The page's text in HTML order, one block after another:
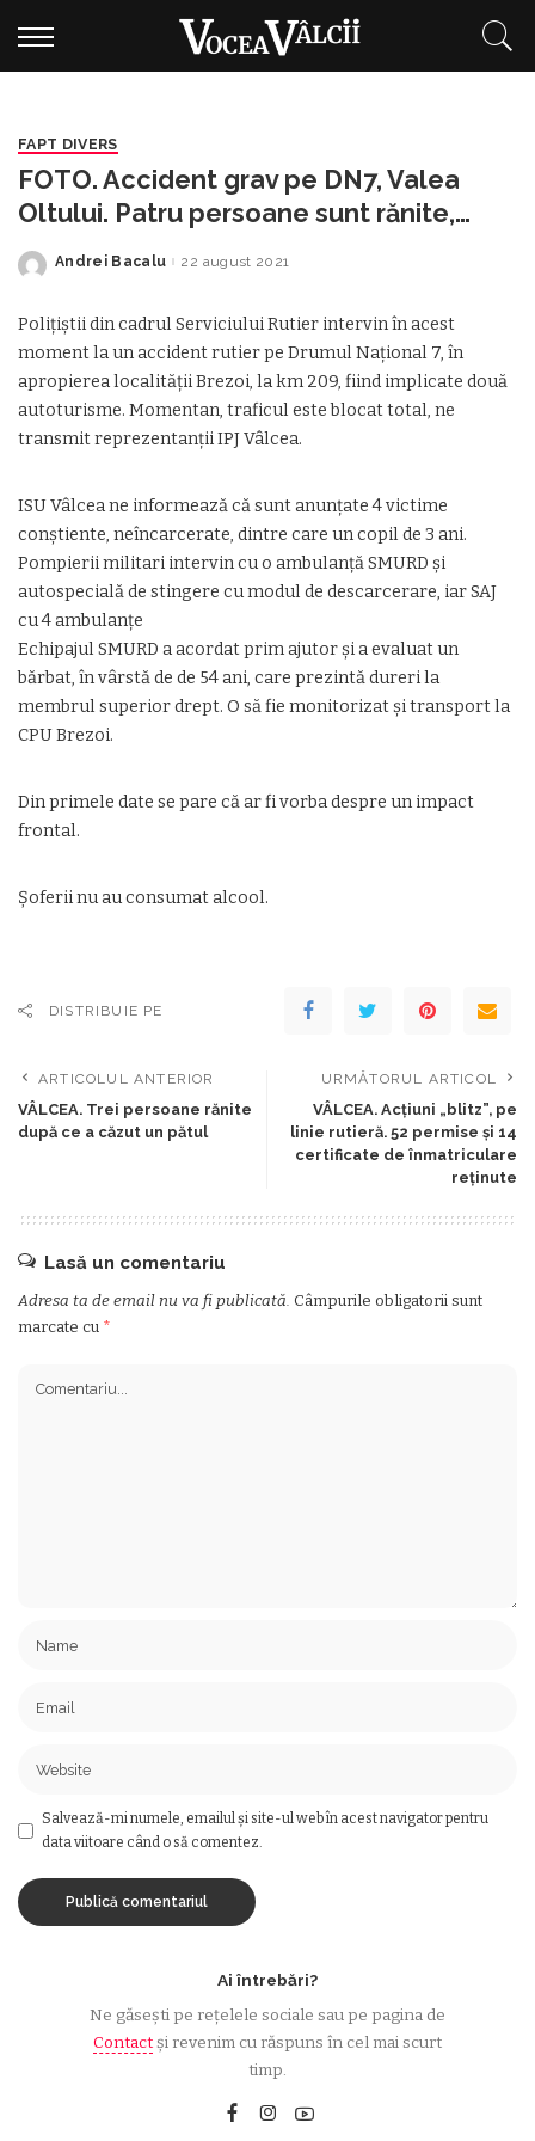
FAPT DIVERS
FOTO. Accident grav pe DN7, Valea
Oltului. Patru persoane sunt rănite,
printre care un copil de 3 ani
Posted
Andrei Bacalu 22 august 2021
Polițiștii din cadrul Serviciului Rutier intervin în acest
moment la un accident rutier pe Drumul Național 7, în
apropierea localității Brezoi, la km 209, fiind implicate două
autoturisme. Momentan, traficul este blocat total, ne
transmit reprezentanții IPJ Vâlcea.
ISU Vâlcea ne informează că sunt anunțate 4 victime
conștiente, neîncarcerate, dintre care un copil de 3 ani.
Pompierii militari intervin cu o ambulanță SMURD și
autospecială de stingere cu modul de descarcerare, iar SAJ
cu 4 ambulanțe
Echipajul SMURD a acordat prim ajutor și a evaluat un
bărbat, în vârstă de de 54 ani, care prezintă dureri la
membrul superior drept. O să fie monitorizat și transport la
CPU Brezoi.
Din primele date se pare că ar fi vorba despre un impact
frontal.
Șoferii nu au consumat alcool.
DISTRIBUIE PE
ARTICOLUL ANTERIOR
VÂLCEA. Trei persoane rănite
după ce a căzut un pătul
URMĂTORUL ARTICOL
VÂLCEA. Acțiuni „blitz”, pe
linie rutieră. 52 permise și 14
certificate de înmatriculare
reținute
Lasă un comentariu
Adresa ta de email nu va fi publicată. Câmpurile obligatorii sunt
marcate cu *
Salvează-mi numele, emailul și site-ul web în acest navigator pentru
data viitoare când o să comentez.
Ai întrebări?
Ne găsești pe rețelele sociale sau pe pagina de
Contactși revenim cu răspuns în cel mai scurt
timp.